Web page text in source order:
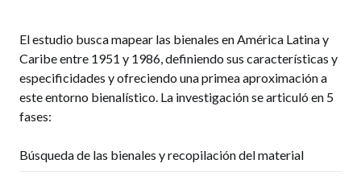
El estudio busca mapear las bienales en América Latina y
Caribe entre 1951 y 1986, definiendo sus características y
especificidades y ofreciendo una primea aproximación a
este entorno bienalístico. La investigación se articuló en 5
fases:
Búsqueda de las bienales y recopilación del material